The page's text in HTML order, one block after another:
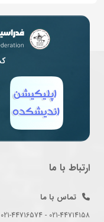
ارتباط با ما
تماس با ما
021-44714158 - 021-44716574 - 021-44714489